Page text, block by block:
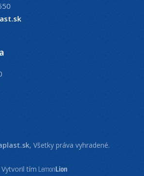
, Všetky práva vyhradené.
Vytvoril tím